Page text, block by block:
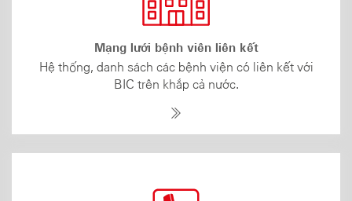
Mạng lưới bệnh viên liên kết
Hệ thống, danh sách các bệnh viện có liên kết với
BIC trên khắp cả nước.